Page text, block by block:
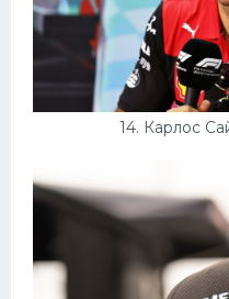
14. Карлос